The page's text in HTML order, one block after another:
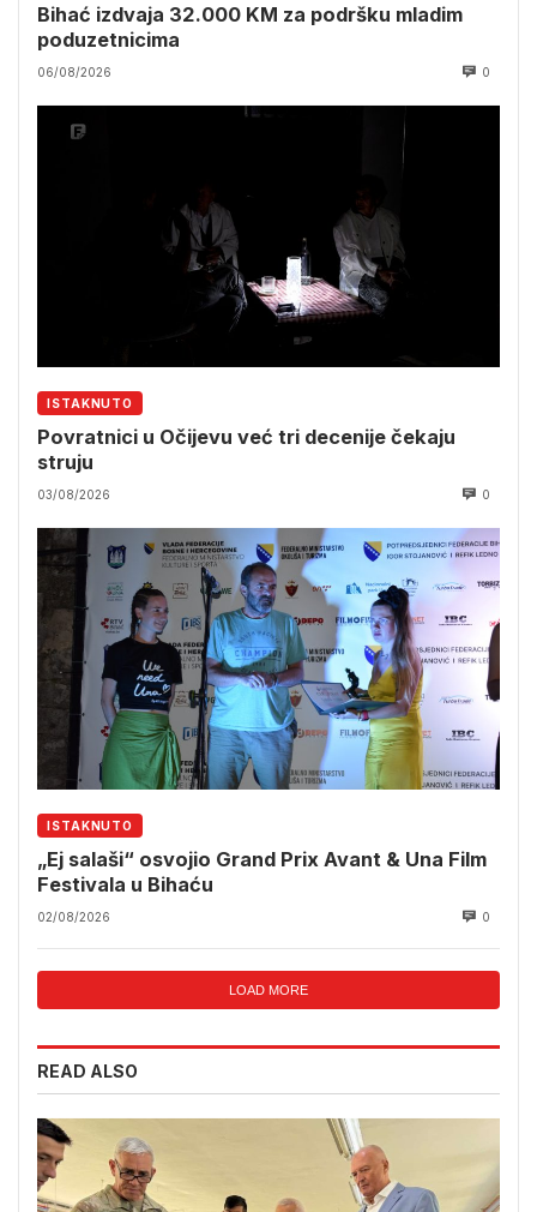
Bihać izdvaja 32.000 KM za podršku mladim
poduzetnicima
06/08/2026 0
ISTAKNUTO
Povratnici u Očijevu već tri decenije čekaju
struju
03/08/2026 0
ISTAKNUTO
„Ej salaši“ osvojio Grand Prix Avant & Una Film
Festivala u Bihaću
02/08/2026 0
LOAD MORE
READ ALSO